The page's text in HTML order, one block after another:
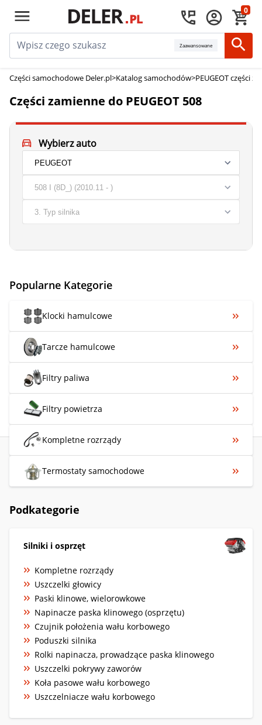
0
Zaawansowane
Części samochodowe Deler.pl>Katalog samochodów>PEUGEOT części
Części zamienne do PEUGEOT 508
Wybierz auto
Popularne Kategorie
Klocki hamulcowe
Tarcze hamulcowe
Filtry paliwa
Filtry powietrza
Kompletne rozrządy
Termostaty samochodowe
Podkategorie
Silniki i osprzęt
Kompletne rozrządy
Uszczelki głowicy
Paski klinowe, wielorowkowe
Napinacze paska klinowego (osprzętu)
Czujnik położenia wału korbowego
Poduszki silnika
Rolki napinacza, prowadzące paska klinowego
Uszczelki pokrywy zaworów
Koła pasowe wału korbowego
Uszczelniacze wału korbowego